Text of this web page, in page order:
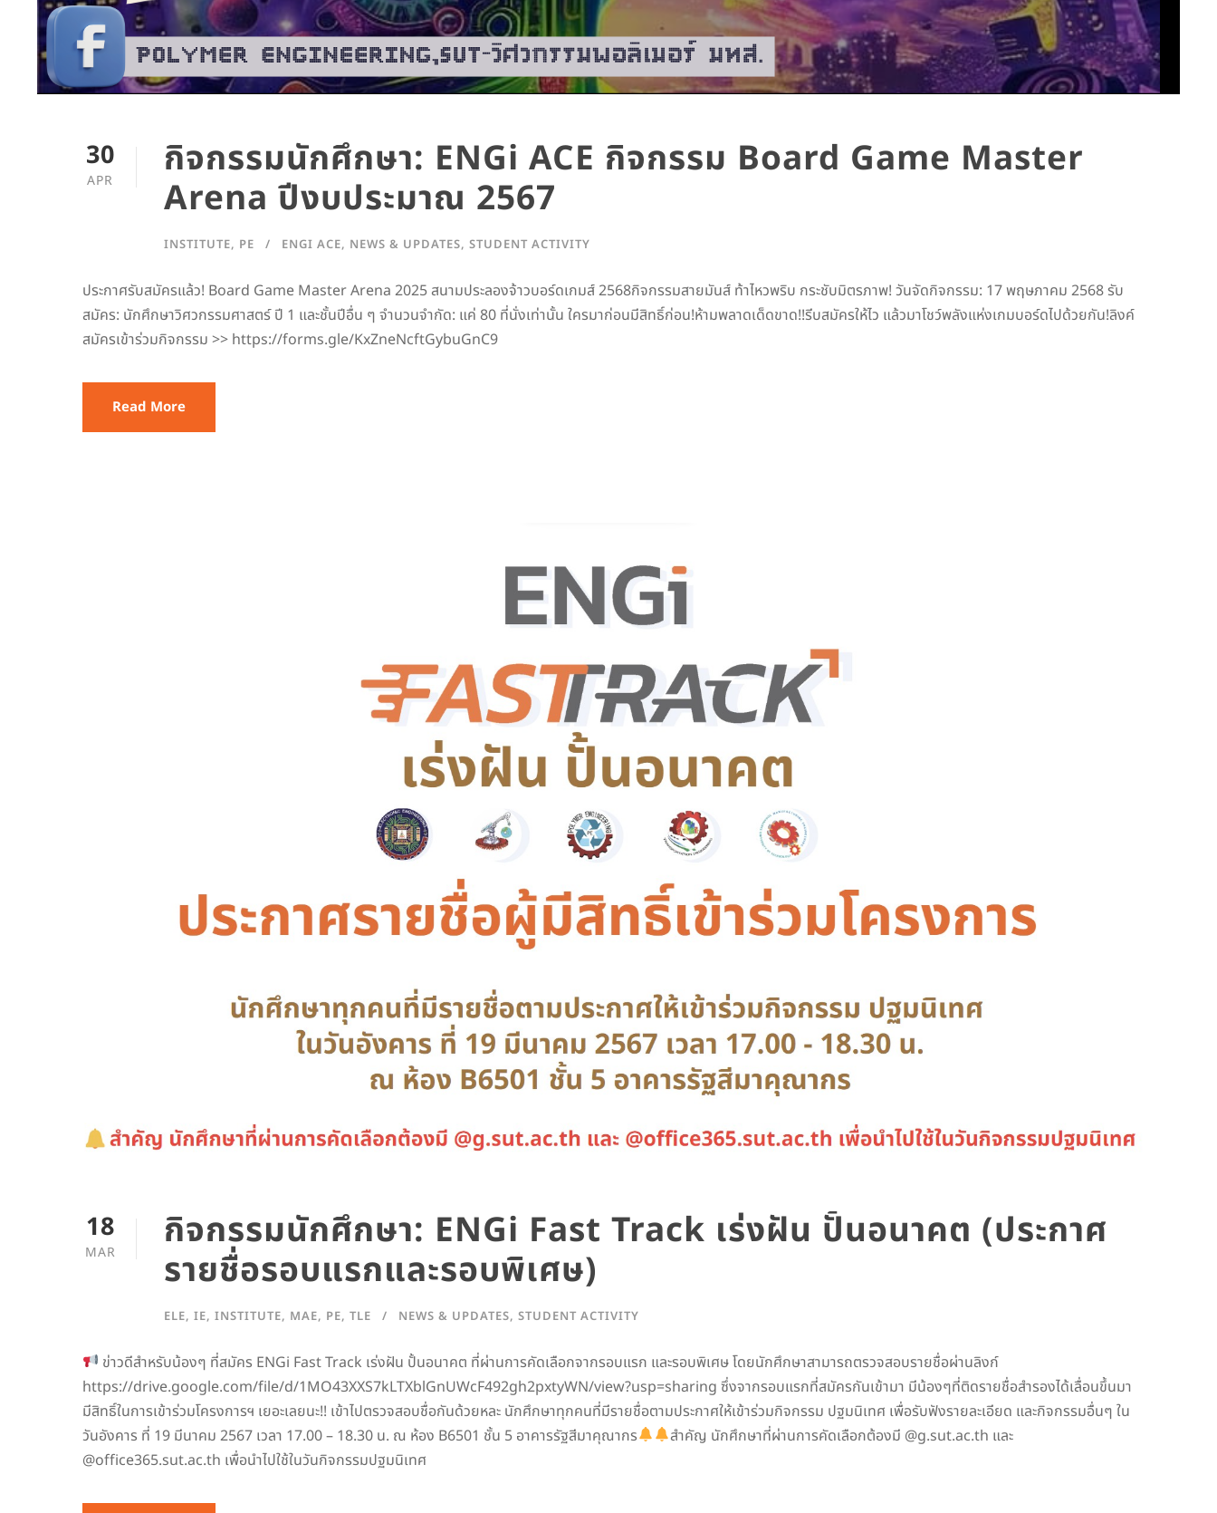
30
APR กิจกรรมนักศึกษา: ENGi ACE กิจกรรม Board Game Master
Arena ปีงบประมาณ 2567
INSTITUTE, PE ENGI ACE, NEWS & UPDATES, STUDENT ACTIVITY
ประกาศรับสมัครแล้ว! Board Game Master Arena 2025 สนามประลองจ้าวบอร์ดเกมส์ 2568กิจกรรมสายมันส์ ท้าไหวพริบ กระชับมิตรภาพ! วันจัดกิจกรรม: 17 พฤษภาคม 2568 รับ
สมัคร: นักศึกษาวิศวกรรมศาสตร์ ปี 1 และชั้นปีอื่น ๆ จำนวนจำกัด: แค่ 80 ที่นั่งเท่านั้น ใครมาก่อนมีสิทธิ์ก่อน!ห้ามพลาดเด็ดขาด!!รีบสมัครให้ไว แล้วมาโชว์พลังแห่งเกมบอร์ดไปด้วยกัน!ลิงค์
สมัครเข้าร่วมกิจกรรม >> https://forms.gle/KxZneNcftGybuGnC9
Read More
18
MAR กิจกรรมนักศึกษา: ENGi Fast Track เร่งฝัน ปั้นอนาคต (ประกาศ
รายชื่อรอบแรกและรอบพิเศษ)
ELE, IE, INSTITUTE, MAE, PE, TLE NEWS & UPDATES, STUDENT ACTIVITY
ข่าวดีสำหรับน้องๆ ที่สมัคร ENGi Fast Track เร่งฝัน ปั้นอนาคต ที่ผ่านการคัดเลือกจากรอบแรก และรอบพิเศษ โดยนักศึกษาสามารถตรวจสอบรายชื่อผ่านลิงก์
https://drive.google.com/file/d/1MO43XXS7kLTXblGnUWcF492gh2pxtyWN/view?usp=sharing ซึ่งจากรอบแรกที่สมัครกันเข้ามา มีน้องๆที่ติดรายชื่อสำรองได้เลื่อนขึ้นมา
มีสิทธิ์ในการเข้าร่วมโครงการฯ เยอะเลยนะ!! เข้าไปตรวจสอบชื่อกันด้วยหละ นักศึกษาทุกคนที่มีรายชื่อตามประกาศให้เข้าร่วมกิจกรรม ปฐมนิเทศ เพื่อรับฟังรายละเอียด และกิจกรรมอื่นๆ ใน
วันอังคาร ที่ 19 มีนาคม 2567 เวลา 17.00 – 18.30 น. ณ ห้อง B6501 ชั้น 5 อาคารรัฐสีมาคุณากร
สำคัญ นักศึกษาที่ผ่านการคัดเลือกต้องมี @g.sut.ac.th และ
@office365.sut.ac.th เพื่อนำไปใช้ในวันกิจกรรมปฐมนิเทศ